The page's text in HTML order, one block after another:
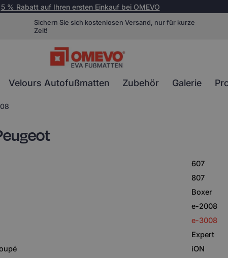
5 % Rabatt auf Ihren ersten Einkauf bei OMEVO
Sichern Sie sich kostenlosen Versand, nur für kurze
Zeit!
Velours Autofußmatten Zubehör Galerie
607
807
Boxer
e-2008
e-3008
Expert
iON